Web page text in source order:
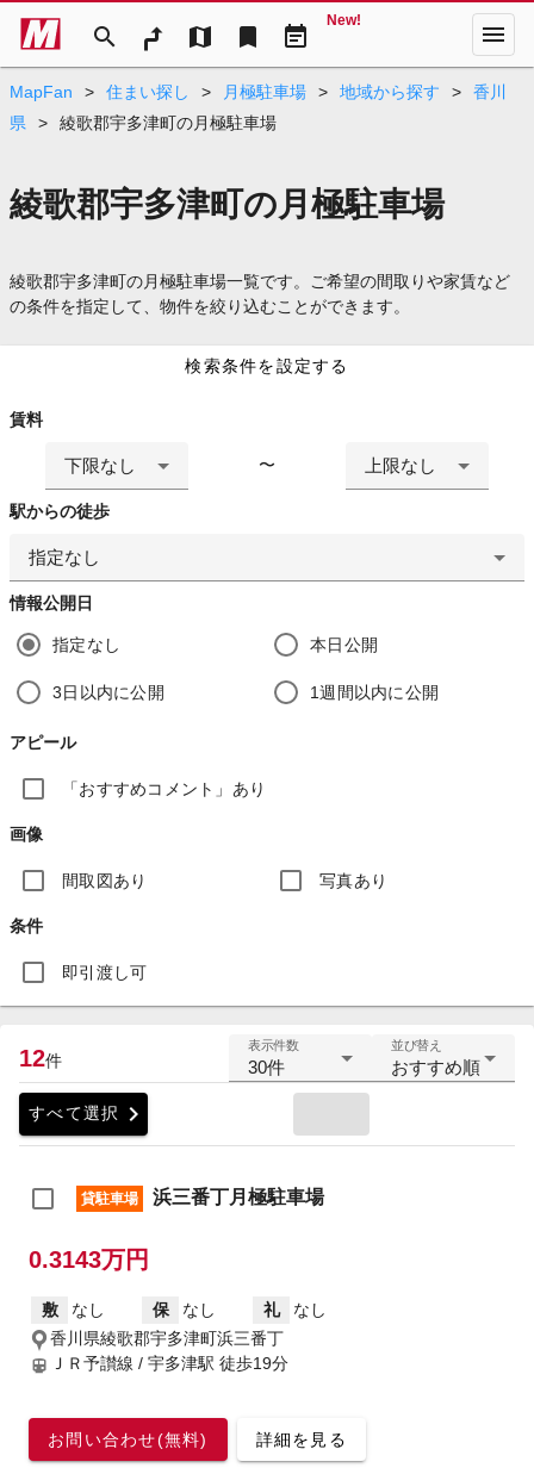
search map bookmark event_note
New! menu
MapFan > 住まい探し > 月極駐車場 > 地域から探す >
香川
県
> 綾歌郡宇多津町の月極駐車場
綾歌郡宇多津町の月極駐車場
綾歌郡宇多津町の月極駐車場一覧です。ご希望の間取りや家賃など
の条件を指定して、物件を絞り込むことができます。
検索条件を設定する
賃料
下限なし 〜 上限なし
駅からの徒歩
指定なし
情報公開日
指定なし 本日公開
3日以内に公開 1週間以内に公開
アピール
「おすすめコメント」あり
画像
間取図あり 写真あり
条件
即引渡し可
12件
表示件数
30件
並び替え
おすすめ順
すべて選択 chevron_right
貸駐車場 浜三番丁月極駐車場
0.3143万円
敷 なし 保 なし 礼
なし
香川県綾歌郡宇多津町浜三番丁
ＪＲ予讃線 / 宇多津駅 徒歩19分
お問い合わせ(無料) 詳細を見る